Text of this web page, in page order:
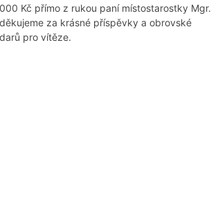
Kč přímo z rukou paní místostarostky Mgr.
za krásné příspěvky a obrovské
pro vítěze.